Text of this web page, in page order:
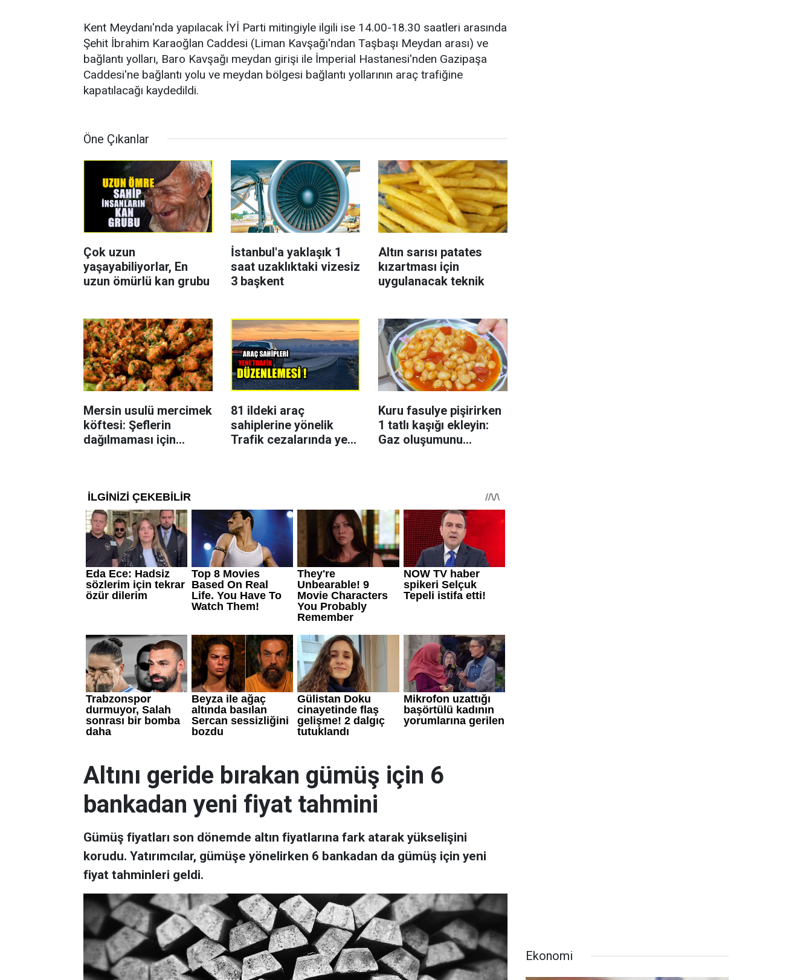
Kent Meydanı'nda yapılacak İYİ Parti mitingiyle ilgili ise 14.00-18.30 saatleri arasında
Şehit İbrahim Karaoğlan Caddesi (Liman Kavşağı'ndan Taşbaşı Meydan arası) ve
bağlantı yolları, Baro Kavşağı meydan girişi ile İmperial Hastanesi'nden Gazipaşa
Caddesi'ne bağlantı yolu ve meydan bölgesi bağlantı yollarının araç trafiğine
kapatılacağı kaydedildi.
Öne Çıkanlar
Çok uzun
yaşayabiliyorlar, En
uzun ömürlü kan grubu
İstanbul'a yaklaşık 1
saat uzaklıktaki vizesiz
3 başkent
Altın sarısı patates
kızartması için
uygulanacak teknik
Mersin usulü mercimek
köftesi: Şeflerin
dağılmaması için
81 ildeki araç
sahiplerine yönelik
Trafik cezalarında yeni
Kuru fasulye pişirirken
1 tatlı kaşığı ekleyin:
Gaz oluşumunu
Altını geride bırakan gümüş için 6
bankadan yeni fiyat tahmini
Gümüş fiyatları son dönemde altın fiyatlarına fark atarak yükselişini
korudu. Yatırımcılar, gümüşe yönelirken 6 bankadan da gümüş için yeni
fiyat tahminleri geldi.
Ekonomi